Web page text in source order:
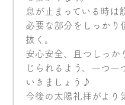
息が止まっている時は
必要な部分をしっかり
抜く。
安心安全、且つしっか
じられるよう、一つ一
いきましょう♪
今後の太陽礼拝がより